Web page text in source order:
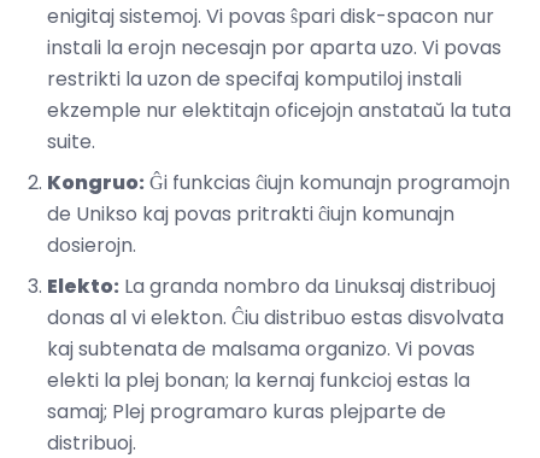
enigitaj sistemoj. Vi povas ŝpari disk-spacon nur
instali la erojn necesajn por aparta uzo. Vi povas
restrikti la uzon de specifaj komputiloj instali
ekzemple nur elektitajn oficejojn anstataŭ la tuta
suite.
Kongruo: Ĝi funkcias ĉiujn komunajn programojn
de Unikso kaj povas pritrakti ĉiujn komunajn
dosierojn.
Elekto: La granda nombro da Linuksaj distribuoj
donas al vi elekton. Ĉiu distribuo estas disvolvata
kaj subtenata de malsama organizo. Vi povas
elekti la plej bonan; la kernaj funkcioj estas la
samaj; Plej programaro kuras plejparte de
distribuoj.